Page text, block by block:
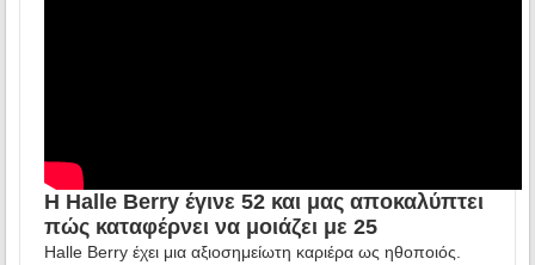
Η Halle Berry έγινε 52 και μας αποκαλύπτει
πώς καταφέρνει να μοιάζει με 25
Halle Berry έχει μια αξιοσημείωτη καριέρα ως ηθοποιός.